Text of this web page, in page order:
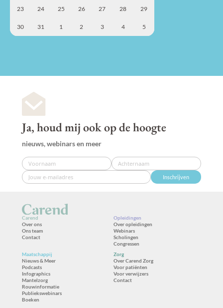
23 24 25 26 27 28 29
30 31 1 2 3 4 5
Ja, houd mij ook op de hoogte
nieuws, webinars en meer
Inschrijven
Carend
Over ons
Ons team
Contact
Opleidingen
Over opleidingen
Webinars
Scholingen
Congressen
Maatschappij
Nieuws & Meer
Podcasts
Infographics
Mantelzorg
Rouwinformatie
Publiekswebinars
Boeken
Zorg
Over Carend Zorg
Voor patiënten
Voor verwijzers
Contact